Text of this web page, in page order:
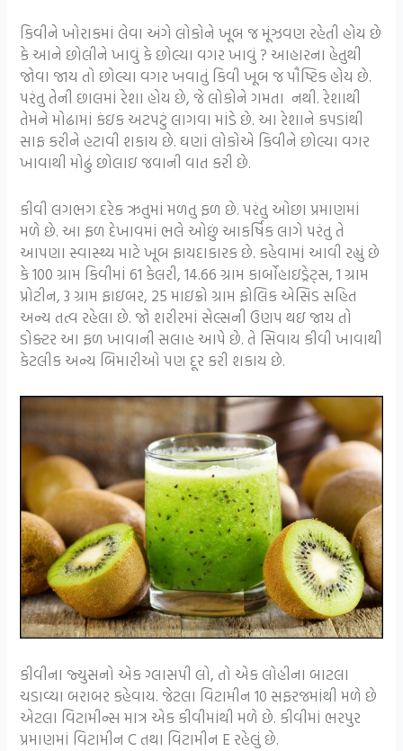
કિવીને ખોરાકમાં લેવા અંગે લોકોને ખૂબ જ મૂંઝવણ રહેતી હોય છે
કે આને છોલીને ખાવું કે છોલ્યા વગર ખાવું ? આહારના હેતુથી
જોવા જાય તો છોલ્યા વગર ખવાતું કિવી ખૂબ જ પૌષ્ટિક હોય છે.
પરંતુ તેની છાલમાં રેશા હોય છે, જે લોકોને ગમતા નથી. રેશાથી
તેમને મોઢામાં કંઇક અટપટું લાગવા માંડે છે. આ રેશાને કપડાંથી
સાફ કરીને હટાવી શકાય છે. ઘણાં લોકોએ કિવીને છોલ્યા વગર
ખાવાથી મોઢું છોલાઇ જવાની વાત કરી છે.
કીવી લગભગ દરેક ઋતુમાં મળતુ ફળ છે. પરંતુ ઓછા પ્રમાણમાં
મળે છે. આ ફળ દેખાવમાં ભલે ઓછું આકર્ષિક લાગે પરંતુ તે
આપણા સ્વાસ્થ્ય માટે ખૂબ ફાયદાકારક છે. કહેવામાં આવી રહ્યું છે
કે 100 ગ્રામ કિવીમાં 61 કેલરી, 14.66 ગ્રામ કાર્બોહાઇડ્રેટ્સ, 1 ગ્રામ
પ્રોટીન, 3 ગ્રામ ફાઇબર, 25 માઇક્રો ગ્રામ ફોલિક એસિડ સહિત
અન્ય તત્વ રહેલા છે. જો શરીરમાં સેલ્સની ઉણપ થઇ જાય તો
ડોક્ટર આ ફળ ખાવાની સલાહ આપે છે. તે સિવાય કીવી ખાવાથી
કેટલીક અન્ય બિમારીઓ પણ દૂર કરી શકાય છે.
કીવીના જ્યુસનો એક ગ્લાસપી લો, તો એક લોહીના બાટલા
ચડાવ્યા બરાબર કહેવાય. જેટલા વિટામીન 10 સફરજમાંથી મળે છે
એટલા વિટામીન્સ માત્ર એક કીવીમાંથી મળે છે. કીવીમાં ભરપુર
પ્રમાણમાં વિટામીન C તથા વિટામીન E રહેલું છે.